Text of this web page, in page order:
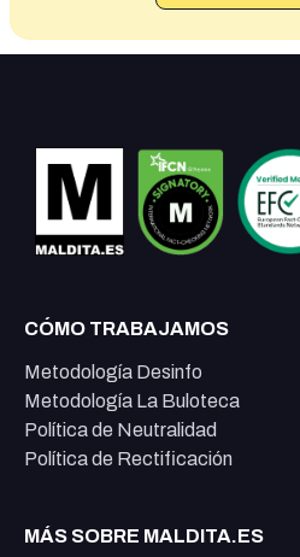
CÓMO TRABAJAMOS
Metodología Desinfo
Metodología La Buloteca
Política de Neutralidad
Política de Rectificación
MÁS SOBRE MALDITA.ES